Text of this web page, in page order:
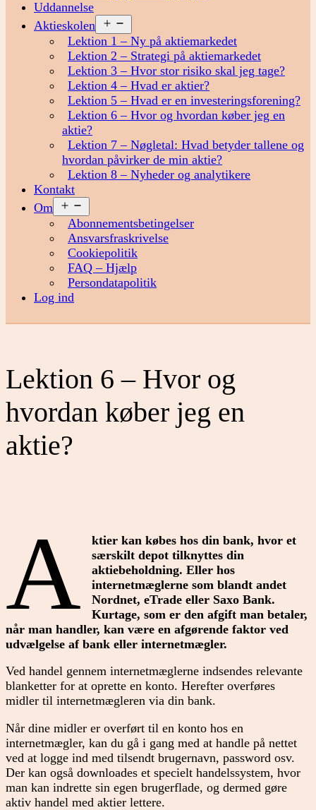
Uddannelse
Aktieskolen
menu
Lektion 1 – Ny på aktiemarkedet
Lektion 2 – Strategi på aktiemarkedet
Lektion 3 – Hvor stor risiko skal jeg tage?
Lektion 4 – Hvad er aktier?
Lektion 5 – Hvad er en investeringsforening?
Lektion 6 – Hvor og hvordan køber jeg en
aktie?
Lektion 7 – Nøgletal: Hvad betyder tallene og
hvordan påvirker de min aktie?
Lektion 8 – Nyheder og analytikere
Kontakt
Om
menu
Abonnementsbetingelser
Ansvarsfraskrivelse
Cookiepolitik
FAQ – Hjælp
Persondatapolitik
Log ind
Lektion 6 – Hvor og
hvordan køber jeg en
aktie?
A
ktier kan købes hos din bank, hvor et
særskilt depot tilknyttes din
aktiebeholdning. Eller hos
internetmæglerne som blandt andet
Nordnet, eTrade eller Saxo Bank.
Kurtage, som er den afgift man betaler,
når man handler, kan være en afgørende faktor ved
udvælgelse af bank eller internetmægler.
Ved handel gennem internetmæglerne indsendes relevante
blanketter for at oprette en konto. Herefter overføres
midler til internetmægleren via din bank.
Når dine midler er overført til en konto hos en
internetmægler, kan du gå i gang med at handle på nettet
ved at logge ind med tilsendt brugernavn, password osv.
Der kan også downloades et specielt handelssystem, hvor
man kan indrette sin egen brugerflade, og dermed gøre
aktiv handel med aktier lettere.